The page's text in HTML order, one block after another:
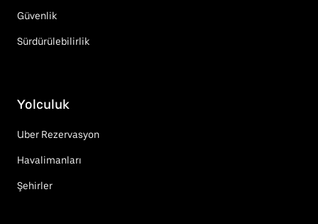
Güvenlik
Sürdürülebilirlik
Yolculuk
Uber Rezervasyon
Havalimanları
Şehirler